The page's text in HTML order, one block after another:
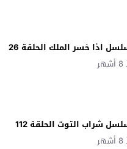
اذا خسر الملك الحلقة 26
شراب التوت الحلقة 112